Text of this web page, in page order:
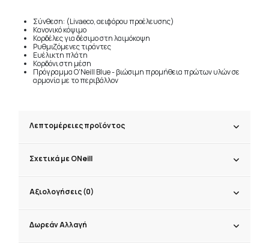
Σύνθεση: (Livaeco, αειφόρου προέλευσης)
Κανονικό κόψιμο
Κορδέλες για δέσιμο στη λαιμόκοψη
Ρυθμιζόμενες τιράντες
Ευέλικτη πλάτη
Κορδόνι στη μέση
Πρόγραμμα O'Neill Blue - βιώσιμη προμήθεια πρώτων υλών σε
αρμονία με το περιβάλλον
Λεπτομέρειες προϊόντος
Σχετικά με ONeill
Αξιολογήσεις (0)
Δωρεάν Αλλαγή